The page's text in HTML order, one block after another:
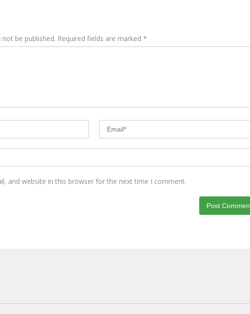
be published. Required fields are marked *
and website in this browser for the next time I comment.